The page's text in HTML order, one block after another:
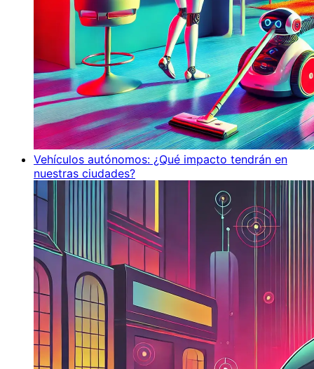
Vehículos autónomos: ¿Qué impacto tendrán en
nuestras ciudades?